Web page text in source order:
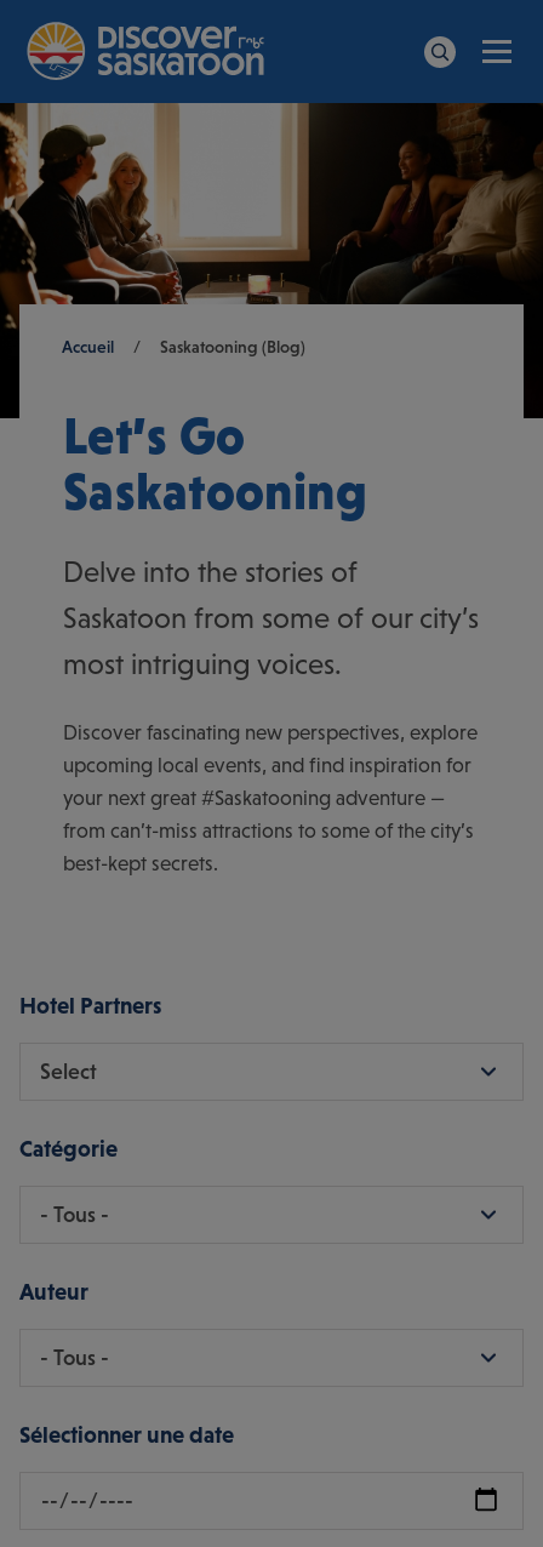
Breadcrumb
Accueil / Saskatooning (Blog)
Let’s Go
Saskatooning
Delve into the stories of
Saskatoon from some of our city’s
most intriguing voices.
Discover fascinating new perspectives, explore
upcoming local events, and find inspiration for
your next great #Saskatooning adventure —
from can’t-miss attractions to some of the city’s
best-kept secrets.
Hotel Partners
Catégorie
Auteur
Sélectionner une date